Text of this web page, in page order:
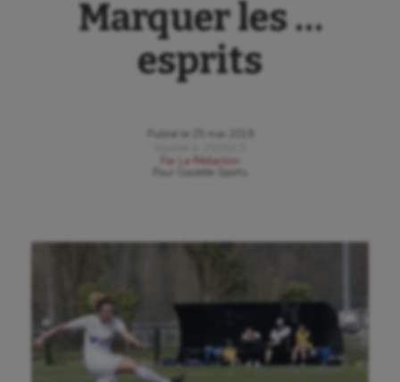
Marquer les …
esprits
Publié le
25 mai 2019
Par
La Rédaction
Gazette Sports